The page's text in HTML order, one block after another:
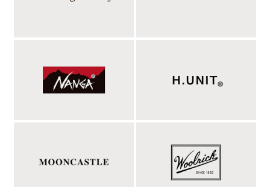
作業も難なくこなせるというのが大きな魅力。手先・手首の折り
返し幅は、ある程度調節できて、手をしっかり覆いたいときにも